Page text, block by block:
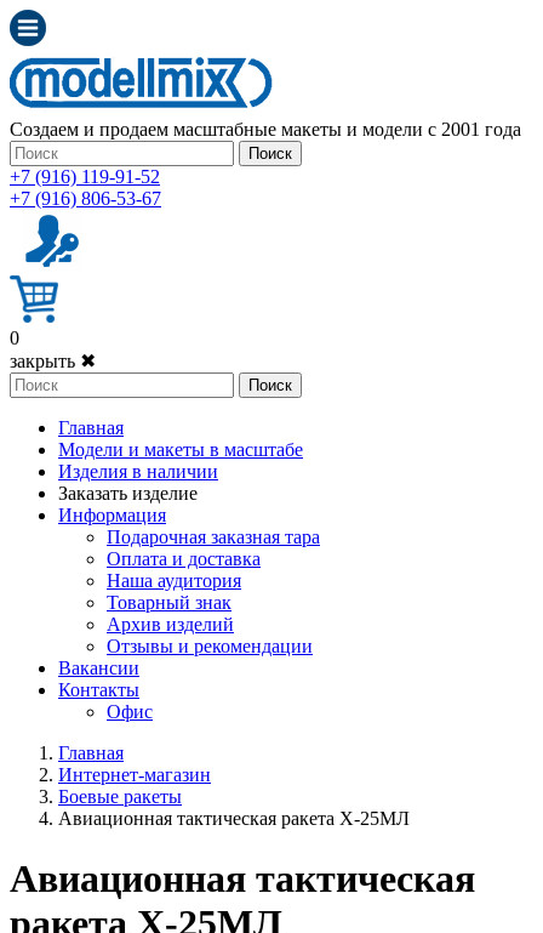
Создаем и продаем масштабные макеты и модели с 2001 года
Поиск
+7 (916) 119-91-52
+7 (916) 806-53-67
0
закрыть ✖
Поиск
Главная
Модели и макеты в масштабе
Изделия в наличии
Заказать изделие
Информация
Подарочная заказная тара
Оплата и доставка
Наша аудитория
Товарный знак
Архив изделий
Отзывы и рекомендации
Вакансии
Контакты
Офис
Главная
Интернет-магазин
Боевые ракеты
Авиационная тактическая ракета Х-25МЛ
Авиационная тактическая
ракета Х-25МЛ